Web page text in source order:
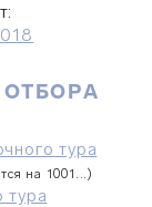
тура
на 1001...)
тура